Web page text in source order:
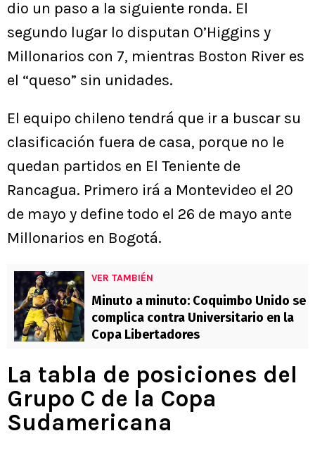
dio un paso a la siguiente ronda. El
segundo lugar lo disputan O’Higgins y
Millonarios con 7, mientras Boston River es
el “queso” sin unidades.
El equipo chileno tendrá que ir a buscar su
clasificación fuera de casa, porque no le
quedan partidos en El Teniente de
Rancagua. Primero irá a Montevideo el 20
de mayo y define todo el 26 de mayo ante
Millonarios en Bogotá.
VER TAMBIÉN
Minuto a minuto: Coquimbo Unido se
complica contra Universitario en la
Copa Libertadores
La tabla de posiciones del
Grupo C de la Copa
Sudamericana